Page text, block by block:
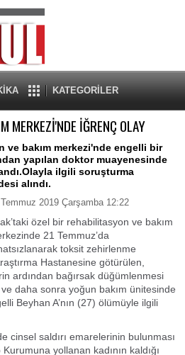
KATEGORİLER
MERKEZİ'NDE İĞRENÇ OLAY
ve bakım merkezi'nde engelli bir
yapılan doktor muayenesinde
ilgili soruşturma
alındı.
2019 Çarşamba 12:22
özel bir rehabilitasyon ve bakım
21 Temmuz’da
toksit zehirlenme
Hastanesine götürülen,
ardından bağırsak düğümlenmesi
daha sonra yoğun bakım ünitesinde
Beyhan A’nın (27) ölümüyle ilgili
cinsel saldırı emarelerinin bulunması
yollanan kadının kaldığı